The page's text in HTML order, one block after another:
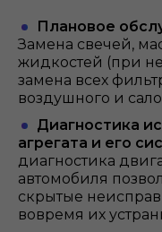
Плановое
Замена свечей,
жидкостей (при
замена всех
воздушного и
Диагностика
агрегата и его
диагностика
автомобиля
скрытые
вовремя их